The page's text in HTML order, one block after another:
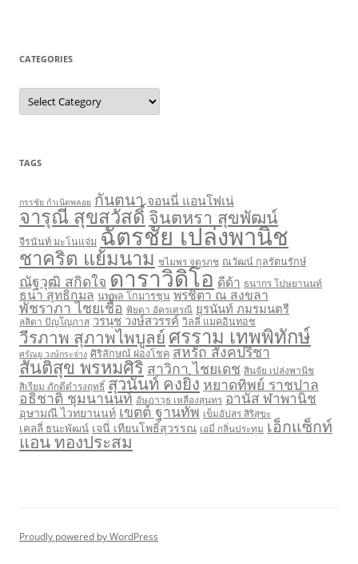
CATEGORIES
C
t
r
i
TAGS
กรรชัย กำเนิดพลอย กันตนา จอนนี่ แอนโฟเน่
จารุณี สุขสวัสดิ์ จินตหรา สุขพัฒน์
จีรนันท์ มะโนแจ่ม ฉัตรชัย เปล่งพานิช
ชาคริต แย้มนาม ชไมพร จตุรภุช ณวัฒน์ กุลรัตนรักษ์
ณัฐวุฒิ สกิดใจ ดาราวิดิโอ ดีด้า ธนากร โปษยานนท์
ธนา สุทธิกมล นพพล โกมารชุน พรชิตา ณ สงขลา
พัชราภา ไชยเชื้อ พิยดา อัครเศรณี ยุรนันท์ ภมรมนตรี
ลลิตา ปัญโญภาส วรนุช วงษ์สวรรค์ วิลลี่ แมคอินทอช
วีรภาพ สุภาพไพบูลย์ศรราม เทพพิทักษ์
ศรัณยู วงษ์กระจ่าง ศิริลักษณ์ ผ่องโชค สหรัถ สังคปรีชา
สันติสุข พรหมศิริ สาวิกา ไชยเดช สินจัย เปล่งพานิช
สิเรียม ภักดีดำรงฤทธิ์ สุวนันท์ คงยิ่ง หยาดทิพย์ ราชปาล
อธิชาติ ชุมนานนท์ อัษฎาวุธ เหลืองสุนทร อานัส ฬาพานิช
อุษามณี ไวทยานนท์ เขตต์ ฐานทัพ เข็มอัปสร สิริสุขะ
เคลลี่ ธนะพัฒน์ เจนี่ เทียนโพธิ์สุวรรณ เอมี่ กลิ่นประทุม เอ็กแซ็กท์
แอน ทองประสม
Proudly powered by WordPress